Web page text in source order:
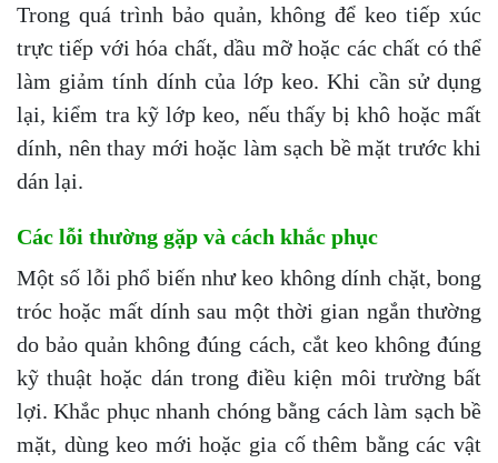
Trong quá trình bảo quản, không để keo tiếp xúc
trực tiếp với hóa chất, dầu mỡ hoặc các chất có thể
làm giảm tính dính của lớp keo. Khi cần sử dụng
lại, kiểm tra kỹ lớp keo, nếu thấy bị khô hoặc mất
dính, nên thay mới hoặc làm sạch bề mặt trước khi
dán lại.
Các lỗi thường gặp và cách khắc phục
Một số lỗi phổ biến như keo không dính chặt, bong
tróc hoặc mất dính sau một thời gian ngắn thường
do bảo quản không đúng cách, cắt keo không đúng
kỹ thuật hoặc dán trong điều kiện môi trường bất
lợi. Khắc phục nhanh chóng bằng cách làm sạch bề
mặt, dùng keo mới hoặc gia cố thêm bằng các vật